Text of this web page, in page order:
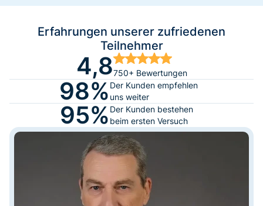
Erfahrungen unserer zufriedenen
Teilnehmer
4,8750+ Bewertungen
98% Der Kunden empfehlen
uns weiter
95% Der Kunden bestehen
beim ersten Versuch